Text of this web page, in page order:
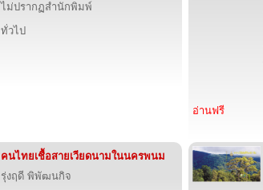
ไม่ปรากฏสำนักพิมพ์
ทั่วไป
อ่านฟรี
คนไทยเชื้อสายเวียดนามในนครพนม
รุ่งฤดี พิพัฒนกิจ